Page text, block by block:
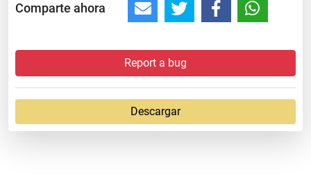
Comparte ahora
Report a bug
Descargar